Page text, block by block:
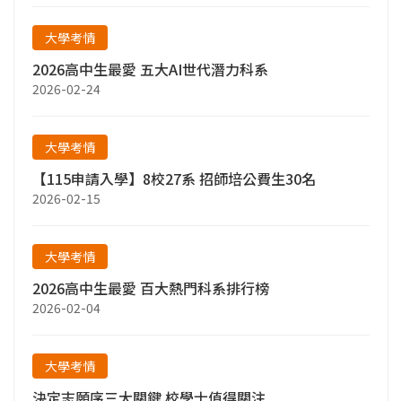
大學考情
2026高中生最愛 五大AI世代潛力科系
2026-02-24
大學考情
【115申請入學】8校27系 招師培公費生30名
2026-02-15
大學考情
2026高中生最愛 百大熱門科系排行榜
2026-02-04
大學考情